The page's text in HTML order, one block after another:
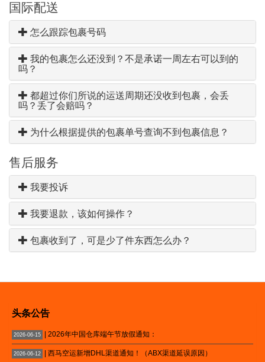
国际配送
怎么跟踪包裹号码
我的包裹怎么还没到？不是承诺一周左右可以到的
吗？
都超过你们所说的运送周期还没收到包裹，会丢
吗？丢了会赔吗？
为什么根据提供的包裹单号查询不到包裹信息？
售后服务
我要投诉
我要退款，该如何操作？
包裹收到了，可是少了件东西怎么办？
头条公告
2026-06-15 | 2026年中国仓库端午节放假通知：
2026-06-12 | 西马空运新增DHL渠道通知！（ABX渠道延误原因）